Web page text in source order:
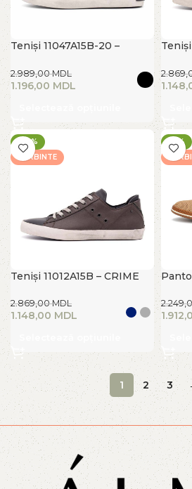
Teniși 11047A15B-20 –
2.989,00MDL
1.196,00 MDL
Teniși
-60%
FIERBINTE
Teniși 11012A15B – CRIME
2.869,00MDL
1.148,00 MDL
-15%
1 2 3